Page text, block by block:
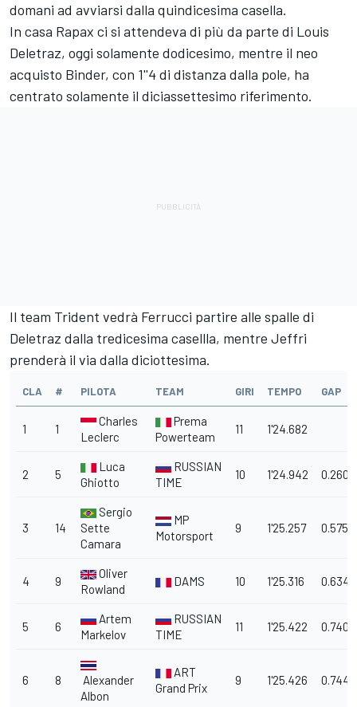
domani ad avviarsi dalla quindicesima casella.
In casa Rapax ci si attendeva di più da parte di Louis
Deletraz, oggi solamente dodicesimo, mentre il neo
acquisto Binder, con 1''4 di distanza dalla pole, ha
centrato solamente il diciassettesimo riferimento.
Il team Trident vedrà Ferrucci partire alle spalle di
Deletraz dalla tredicesima casellla, mentre Jeffri
prenderà il via dalla diciottesima.
CLA # PILOTA TEAM GIRI TEMPO GAP
1 1
Charles
Leclerc
Prema
Powerteam
11 1'24.682
2 5
Luca
Ghiotto
RUSSIAN
TIME
10 1'24.942 0.260
3 14
Sergio
Sette
Camara
MP
Motorsport
9 1'25.257 0.575
4 9
Oliver
Rowland
DAMS 10 1'25.316 0.634
5 6
Artem
Markelov
RUSSIAN
TIME
11 1'25.422 0.740
6 8
Alexander
Albon
ART
Grand Prix
9 1'25.426 0.744